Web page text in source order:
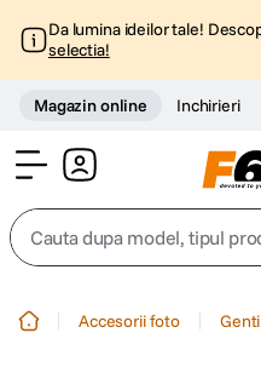
Da lumina ideilor tale!
selectia!
Magazin online Inchirieri
Cauta dupa model, tipul
Accesorii foto Genti